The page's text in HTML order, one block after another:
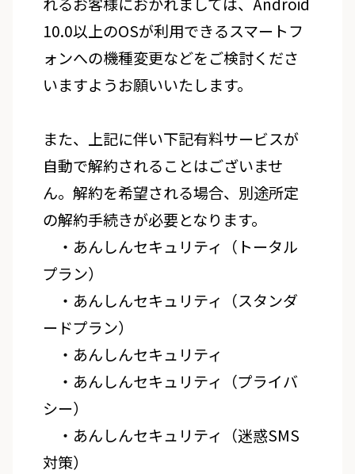
10.0以上のOSが利用できるスマートフ
ォンへの機種変更などをご検討くださ
いますようお願いいたします。
また、上記に伴い下記有料サービスが
自動で解約されることはございませ
ん。解約を希望される場合、別途所定
の解約手続きが必要となります。
・あんしんセキュリティ（トータル
プラン）
・あんしんセキュリティ（スタンダ
ードプラン）
・あんしんセキュリティ
・あんしんセキュリティ（プライバ
シー）
・あんしんセキュリティ（迷惑SMS
対策）